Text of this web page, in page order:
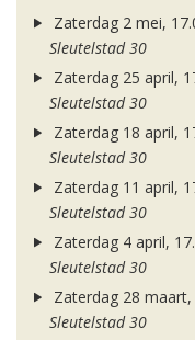
Zaterdag 2 mei,
Sleutelstad 30
Zaterdag 25 april,
Sleutelstad 30
Zaterdag 18 april,
Sleutelstad 30
Zaterdag 11 april,
Sleutelstad 30
Zaterdag 4 april,
Sleutelstad 30
Zaterdag 28 maart,
Sleutelstad 30